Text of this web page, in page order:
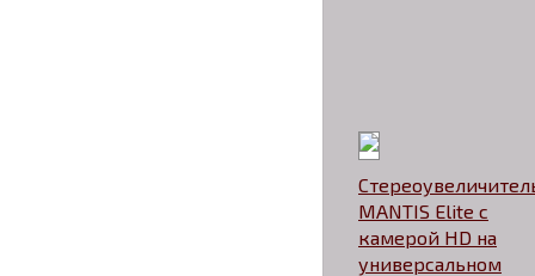
MANTIS Elite с
камерой HD на
универсальном